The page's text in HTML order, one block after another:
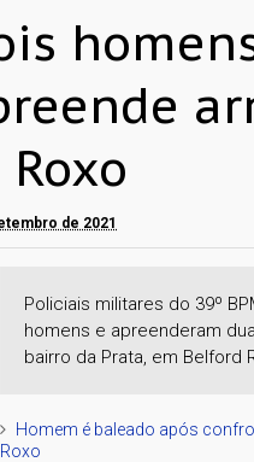
de 2021
Policiais militares do 39º
homens e apreenderam
bairro da Prata, em Belford
Homem é baleado após
Roxo